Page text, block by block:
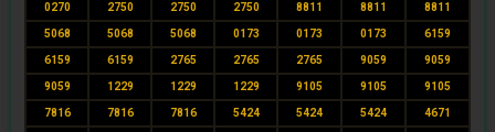
0270 2750 2750 2750 8811 8811 8811
5068 5068 5068 0173 0173 0173 6159
6159 6159 2765 2765 2765 9059 9059
9059 1229 1229 1229 9105 9105 9105
7816 7816 7816 5424 5424 5424 4671